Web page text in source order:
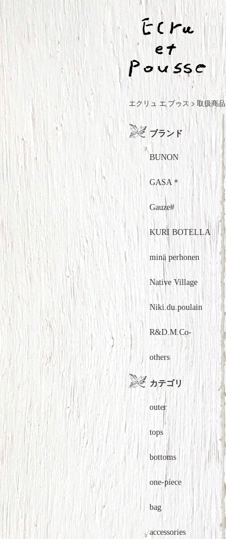
エクリュ エ プゥス > 取扱商品
ブランド
BUNON
GASA＊
Gauze#
KURI BOTELLA
minä perhonen
Native Village
Niki.du.poulain
R&D.M.Co-
others
カテゴリ
outer
tops
bottoms
one-piece
bag
accessories